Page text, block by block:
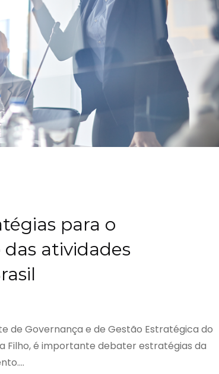
para o
atividades
de Governança e de Gestão Estratégica do
Filho, é importante debater estratégias da